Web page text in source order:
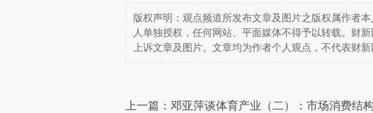
版权声明：观点频道所发布文章及图片之版权属作者
人单独授权，任何网站、平面媒体不得予以转载。财
上诉文章及图片。文章均为作者个人观点，不代表财新
上一篇：邓亚萍谈体育产业（二）：市场消费结